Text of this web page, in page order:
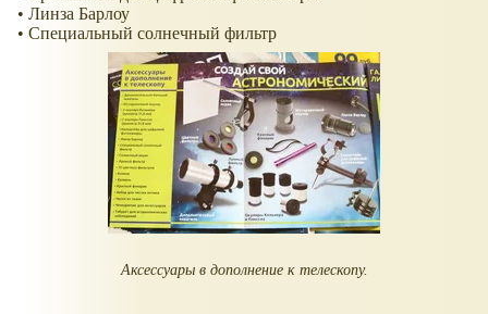
• Линза Барлоу
• Специальный солнечный фильтр
Аксессуары в дополнение к телескопу.